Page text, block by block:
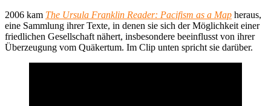
2006 kam The Ursula Franklin Reader: Pacifism as a Map heraus,
eine Sammlung ihrer Texte, in denen sie sich der Möglichkeit einer
friedlichen Gesellschaft nähert, insbesondere beeinflusst von ihrer
Überzeugung vom Quäkertum. Im Clip unten spricht sie darüber.